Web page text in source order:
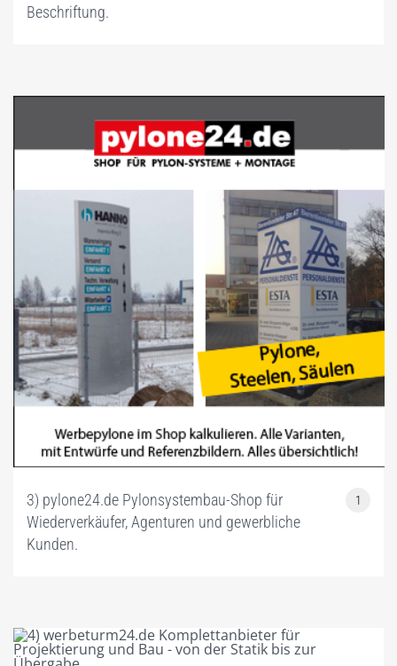
Beschriftung.
3) pylone24.de Pylonsystembau-Shop für
Wiederverkäufer, Agenturen und gewerbliche
Kunden.
1